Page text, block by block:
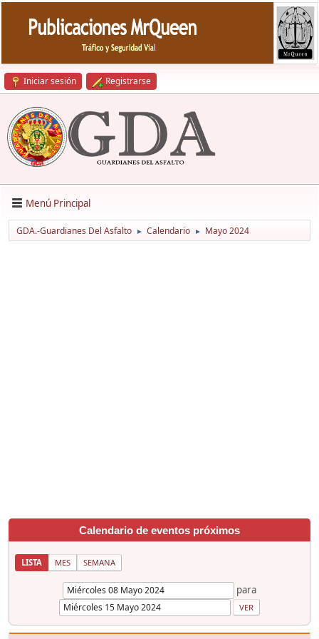
Iniciar sesión Registrarse
Menú Principal
GDA.-Guardianes Del Asfalto ► Calendario ► Mayo 2024
Calendario de eventos próximos
LISTA MES SEMANA
para